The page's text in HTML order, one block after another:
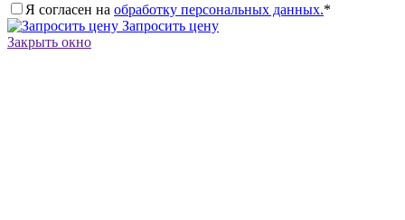
Я согласен на обработку персональных данных.*
Запросить цену
Закрыть окно